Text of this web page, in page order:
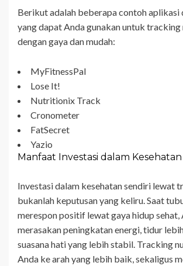
Berikut adalah beberapa contoh aplikasi
yang dapat Anda gunakan untuk
dengan gaya dan mudah:
MyFitnessPal
Lose It!
Nutritionix Track
Cronometer
FatSecret
Yazio
Manfaat Investasi dalam Kesehatan
Investasi dalam kesehatan sendiri lewat
bukanlah keputusan yang keliru. Saat
merespon positif lewat gaya hidup sehat,
merasakan peningkatan energi, tidur
suasana hati yang lebih stabil. Tracking
Anda ke arah yang lebih baik, sekaligus